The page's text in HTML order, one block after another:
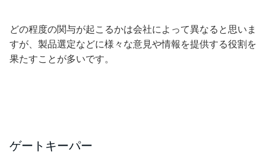
どの程度の関与が起こるかは会社によって異なると思いま
すが、製品選定などに様々な意見や情報を提供する役割を
果たすことが多いです。
ゲートキーパー